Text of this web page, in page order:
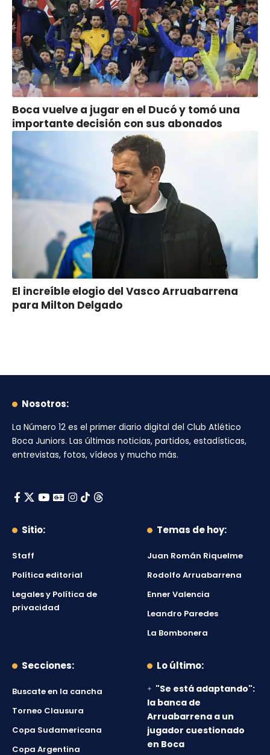
Boca vuelve a jugar en el Ducó y tomó una
importante decisión con sus abonados
El increíble elogio del Vasco Arruabarrena
para Milton Delgado
Nosotros:
La Número 12 es el primer diario digital del Club Atlético
Boca Juniors. Las últimas noticias, partidos, estadísticas,
entrevistas, fotos, vídeos y mucho más.
Sitio:
Staff
Política editorial
Legales y Política de
privacidad
Temas de hoy:
Juan Román Riquelme
Rodolfo Arruabarrena
Enner Valencia
Leandro Paredes
La Bombonera
Secciones:
Buscate en la cancha
Torneo Clausura
Copa Sudamericana
Copa Argentina
Lo último:
"Se está adaptando":
la banca de
Arruabarrena a un
jugador cuestionado
en Boca